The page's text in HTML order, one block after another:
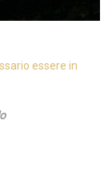
essere in